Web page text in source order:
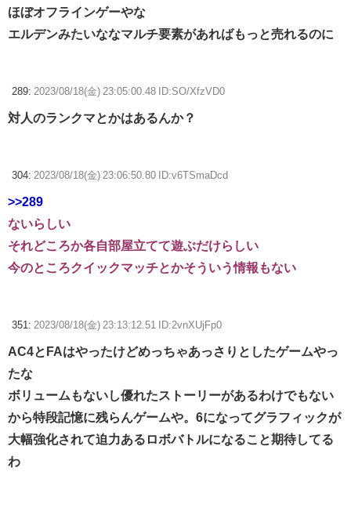
ほぼオフラインゲーやな
エルデンみたいななマルチ要素があればもっと売れるのに
289: 2023/08/18(金) 23:05:00.48 ID:SO/XfzVD0
対人のランクマとかはあるんか？
304: 2023/08/18(金) 23:06:50.80 ID:v6TSmaDcd
>>289
ないらしい
それどころか各自部屋立てて遊ぶだけらしい
今のところクイックマッチとかそういう情報もない
351: 2023/08/18(金) 23:13:12.51 ID:2vnXUjFp0
AC4とFAはやったけどめっちゃあっさりとしたゲームやっ
たな
ボリュームもないし優れたストーリーがあるわけでもない
から特段記憶に残らんゲームや。6になってグラフィックが
大幅強化されて迫力あるロボバトルになること期待してる
わ